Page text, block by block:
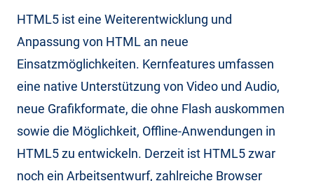
HTML5 ist eine Weiterentwicklung und
Anpassung von HTML an neue
Einsatzmöglichkeiten. Kernfeatures umfassen
eine native Unterstützung von Video und Audio,
neue Grafikformate, die ohne Flash auskommen
sowie die Möglichkeit, Offline-Anwendungen in
HTML5 zu entwickeln. Derzeit ist HTML5 zwar
noch ein Arbeitsentwurf, zahlreiche Browser